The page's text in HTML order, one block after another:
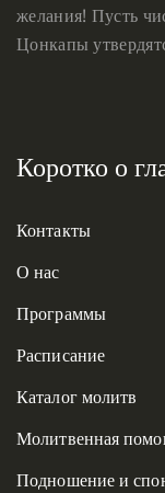
желания! Пусть
Цонкапы
Коротко о
Контакты
О нас
Программы
Расписание
Каталог молитв
Молитвенная
Подношение и